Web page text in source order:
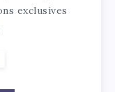
exclusives